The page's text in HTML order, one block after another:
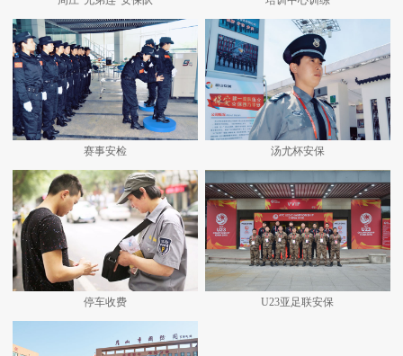
赛事安检 汤尤杯安保
停车收费 U23亚足联安保